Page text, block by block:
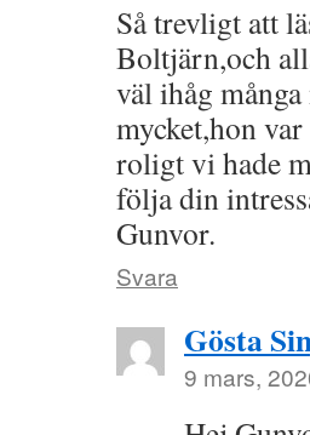
Så trevligt att
Boltjärn,och
väl ihåg
mycket,hon
roligt vi hade
följa din
Gunvor.
Svara
Gösta
9 mars,